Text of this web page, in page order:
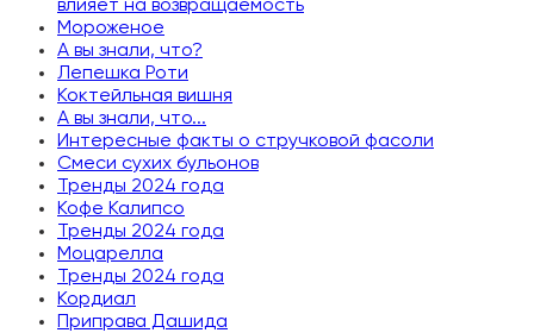
влияет на возвращаемость
Мороженое
А вы знали, что?
Лепешка Роти
Коктейльная вишня
А вы знали, что...
Интересные факты о стручковой фасоли
Смеси сухих бульонов
Тренды 2024 года
Кофе Калипсо
Тренды 2024 года
Моцарелла
Тренды 2024 года
Кордиал
Приправа Дашида